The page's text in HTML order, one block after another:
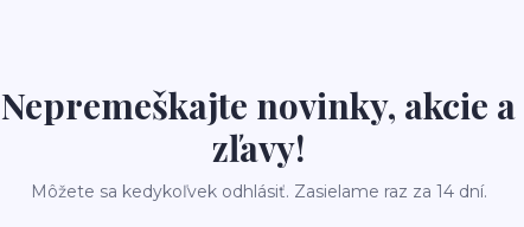
Nepremeškajte novinky, akcie a
zľavy!
Môžete sa kedykoľvek odhlásiť. Zasielame raz za 14 dní.